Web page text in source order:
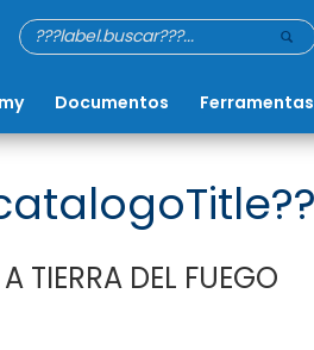
Documentos
TIERRA DEL FUEGO